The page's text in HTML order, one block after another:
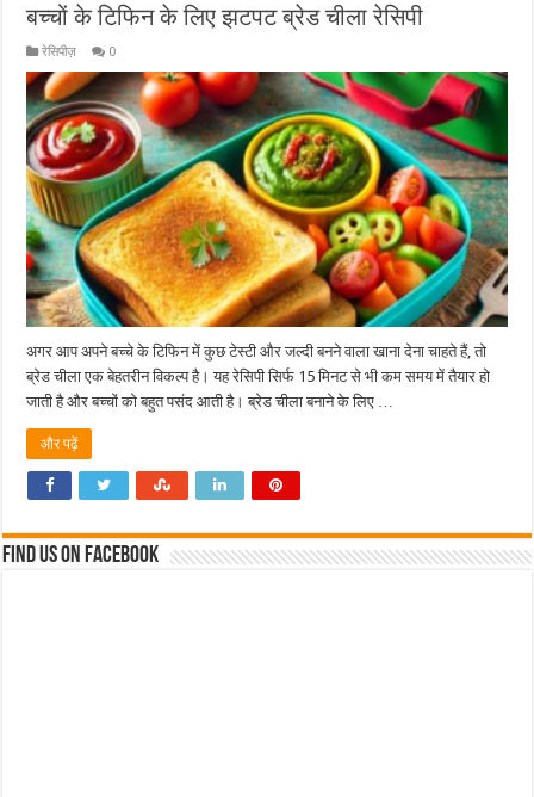
बच्चों के टिफिन के लिए झटपट ब्रेड चीला रेसिपी
रेसिपीज़ 0
अगर आप अपने बच्चे के टिफिन में कुछ टेस्टी और जल्दी बनने वाला खाना देना चाहते हैं, तो
ब्रेड चीला एक बेहतरीन विकल्प है। यह रेसिपी सिर्फ 15 मिनट से भी कम समय में तैयार हो
जाती है और बच्चों को बहुत पसंद आती है। ब्रेड चीला बनाने के लिए …
और पढ़ें
Find us on Facebook